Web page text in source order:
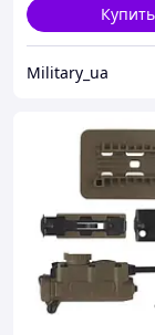
Купить
Military_ua